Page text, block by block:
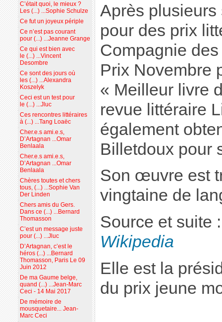
Après
pour des prix
Compagnie
Prix Novembre
« Meilleur livre
revue littéraire
également
Billetdoux pour
Son œuvre est
vingtaine de
Source et suite
Wikipedia
Elle est la
du prix jeune
C’était quoi, le mieux ?
Les (...) ...Sophie Schulze
Ce fut un joyeux périple
Ce n’est pas courant
pour (...) ...Jeanne Grange
Ce qui est bien avec
le (...) ...Vincent
Desombre
Ce sont des jours où
les (...) ...Alexandra
Koszelyk
Ceci est un test pour
le (...) ...Jluc
Ces rencontres littéraires
à (...) ...Tang Loaëc
Cher.e.s ami.e.s,
D’Artagnan ...Omar
Benlaala
Cher.e.s ami.e.s,
D’Artagnan ...Omar
Benlaala
Chères toutes et chers
tous, (...) ...Sophie Van
Der Linden
Chers amis du Gers.
Dans ce (...) ...Bernard
Thomasson
C’est un message juste
pour (...) ...Jluc
D’Artagnan, c’est le
héros (...) ...Bernard
Thomasson, Paris Le 09
Juin 2012
De ma Gaume belge,
quand (...) ...Jean-Marc
Ceci - 14 Mai 2017
De mémoire de
mousquetaire... Jean-
Marc Ceci